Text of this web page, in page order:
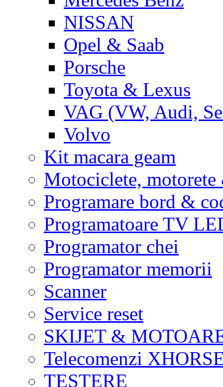
NISSAN
Opel & Saab
Porsche
Toyota & Lexus
VAG (VW, Audi,
Volvo
Kit macara geam
Motociclete,
Programare bord &
Programatoare TV
Programator chei
Programator memorii
Scanner
Service reset
SKIJET &
Telecomenzi
TESTERE